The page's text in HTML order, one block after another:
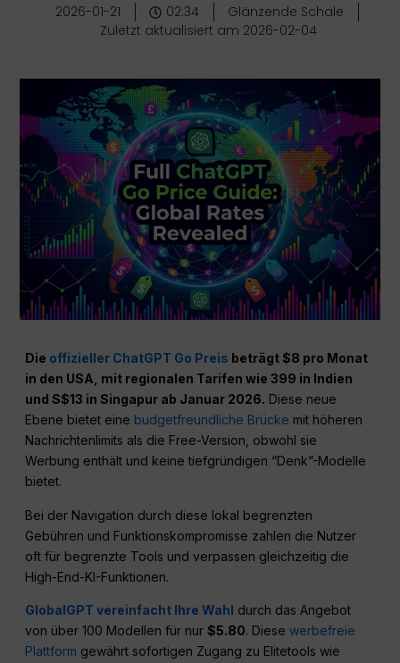
2026-01-21 02:34
Glänzende Schale
Zuletzt aktualisiert am 2026-02-04
Die offizieller ChatGPT Go Preis beträgt $8 pro Monat
in den USA, mit regionalen Tarifen wie ₹399 in Indien
und S$13 in Singapur ab Januar 2026. Diese neue
Ebene bietet eine budgetfreundliche Brücke mit höheren
Nachrichtenlimits als die Free-Version, obwohl sie
Werbung enthält und keine tiefgründigen “Denk”-Modelle
bietet.
Bei der Navigation durch diese lokal begrenzten
Gebühren und Funktionskompromisse zahlen die Nutzer
oft für begrenzte Tools und verpassen gleichzeitig die
High-End-KI-Funktionen.
GlobalGPT vereinfacht Ihre Wahl durch das Angebot
von über 100 Modellen für nur$5.80. Diesewerbefreie
Plattform gewährt sofortigen Zugang zu Elitetools wie